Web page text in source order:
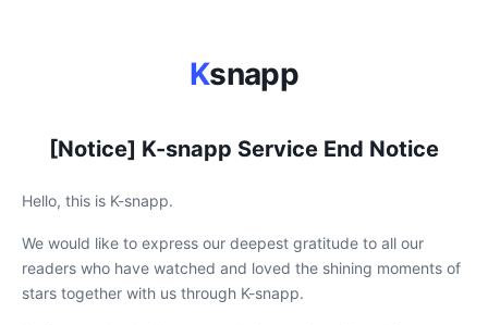
Ksnapp
[Notice] K-snapp Service End Notice
Hello, this is K-snapp.
We would like to express our deepest gratitude to all our
readers who have watched and loved the shining moments of
stars together with us through K-snapp.